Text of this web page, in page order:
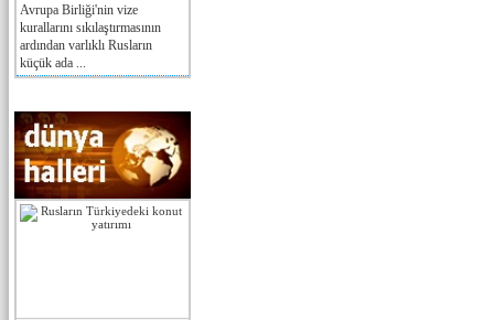
Avrupa Birliği'nin vize
kurallarını sıkılaştırmasının
ardından varlıklı Rusların
küçük ada ...